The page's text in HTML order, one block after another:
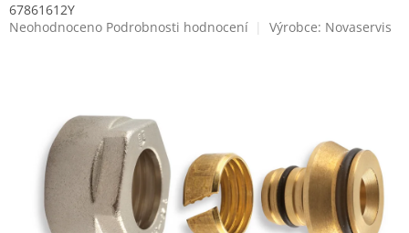
67861612Y
Průměrné
hvězdiček.
Neohodnoceno Podrobnosti hodnocení Výrobce: Novaservis